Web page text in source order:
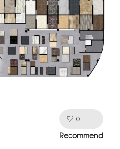
0
Recommend